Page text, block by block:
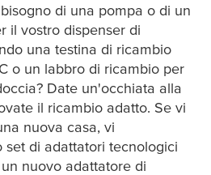
di una pompa o di un
il vostro dispenser di
una testina di ricambio
o un labbro di ricambio per
Date un'occhiata alla
il ricambio adatto. Se vi
nuova casa, vi
set di adattatori tecnologici
nuovo adattatore di